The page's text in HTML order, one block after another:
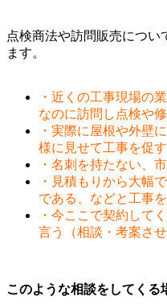
点検商法や訪問販売につい
ます。
・近くの工事現場の
なのに訪問し点検や
・実際に屋根や外壁
様に見せて工事を促す
・名刺を持たない、
・見積もりから大幅
である、などと工事
・今ここで契約して
言う（相談・考案させ
このような相談をしてくる